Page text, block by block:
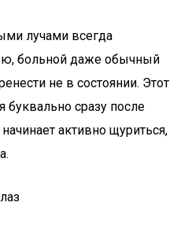
лучами всегда
больной даже обычный
не в состоянии. Этот
буквально сразу после
активно щуриться,